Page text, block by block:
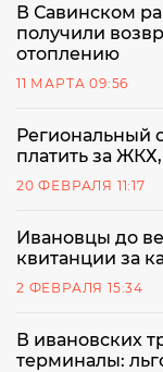
В Савинском
получили
отоплению
11 МАРТА 09:56
Региональный
платить за
20 ФЕВРАЛЯ 11:17
Ивановцы до
квитанции за
2 ФЕВРАЛЯ 15:34
В ивановских
терминалы: